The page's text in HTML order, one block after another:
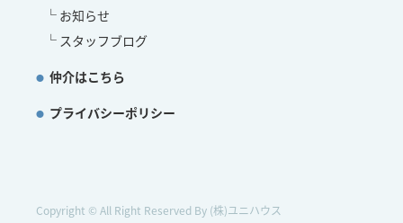
お知らせ
スタッフブログ
仲介はこちら
プライバシーポリシー
Copyright © All Right Reserved By (株)ユニハウス